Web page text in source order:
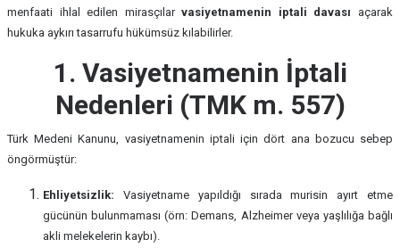
menfaati ihlal edilen mirasçılarvasiyetnamenin iptali davası açarak
hukuka aykırı tasarrufu hükümsüz kılabilirler.
1. Vasiyetnamenin İptali
Nedenleri (TMK m. 557)
Türk Medeni Kanunu, vasiyetnamenin iptali için dört ana bozucu sebep
öngörmüştür:
Ehliyetsizlik: Vasiyetname yapıldığı sırada murisin ayırt etme
gücünün bulunmaması (örn: Demans, Alzheimer veya yaşlılığa bağlı
akli melekelerin kaybı).